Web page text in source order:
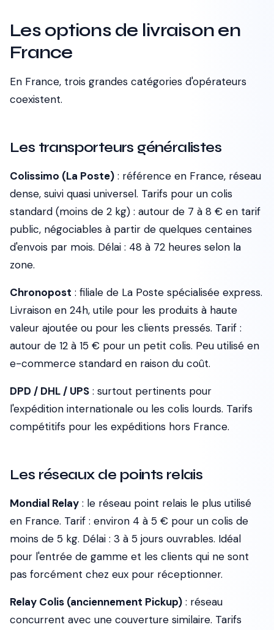
Les options de livraison en
France
En France, trois grandes catégories d'opérateurs
coexistent.
Les transporteurs généralistes
Colissimo (La Poste) : référence en France, réseau
dense, suivi quasi universel. Tarifs pour un colis
standard (moins de 2 kg) : autour de 7 à 8 € en tarif
public, négociables à partir de quelques centaines
d'envois par mois. Délai : 48 à 72 heures selon la
zone.
Chronopost : filiale de La Poste spécialisée express.
Livraison en 24h, utile pour les produits à haute
valeur ajoutée ou pour les clients pressés. Tarif :
autour de 12 à 15 € pour un petit colis. Peu utilisé en
e-commerce standard en raison du coût.
DPD / DHL / UPS : surtout pertinents pour
l'expédition internationale ou les colis lourds. Tarifs
compétitifs pour les expéditions hors France.
Les réseaux de points relais
Mondial Relay : le réseau point relais le plus utilisé
en France. Tarif : environ 4 à 5 € pour un colis de
moins de 5 kg. Délai : 3 à 5 jours ouvrables. Idéal
pour l'entrée de gamme et les clients qui ne sont
pas forcément chez eux pour réceptionner.
Relay Colis (anciennement Pickup) : réseau
concurrent avec une couverture similaire. Tarifs